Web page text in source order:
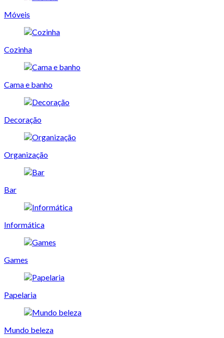
Móveis
Cozinha
Cama e banho
Decoração
Organização
Bar
Informática
Games
Papelaria
Mundo beleza